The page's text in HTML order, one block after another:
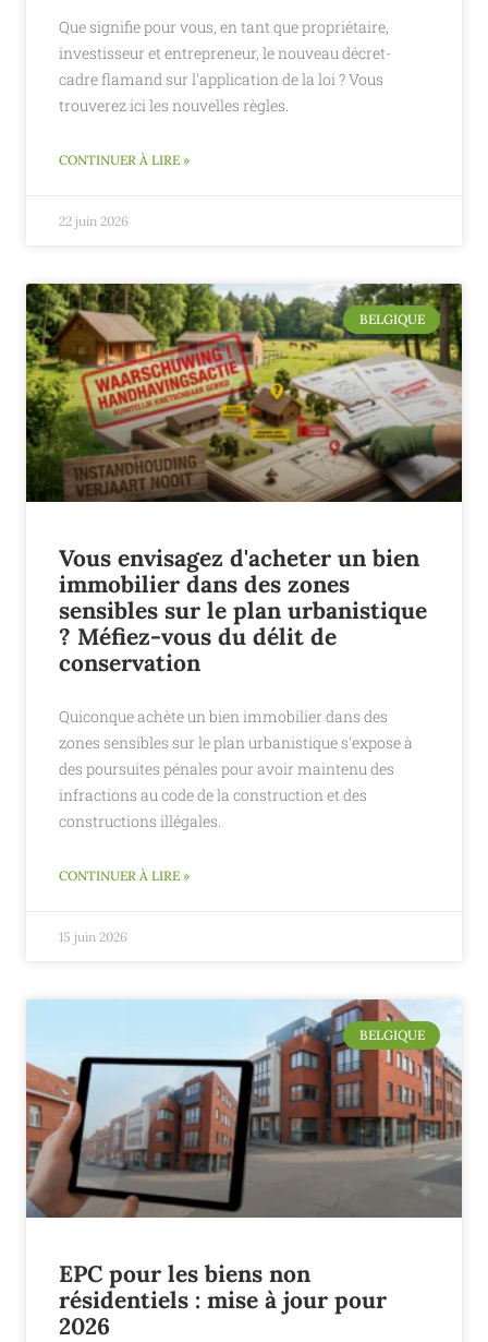
Que signifie pour vous, en tant que propriétaire,
investisseur et entrepreneur, le nouveau décret-
cadre flamand sur l'application de la loi ? Vous
trouverez ici les nouvelles règles.
CONTINUER À LIRE »
22 juin 2026
BELGIQUE
Vous envisagez d'acheter un bien
immobilier dans des zones
sensibles sur le plan urbanistique
? Méfiez-vous du délit de
conservation
Quiconque achète un bien immobilier dans des
zones sensibles sur le plan urbanistique s'expose à
des poursuites pénales pour avoir maintenu des
infractions au code de la construction et des
constructions illégales.
CONTINUER À LIRE »
15 juin 2026
BELGIQUE
EPC pour les biens non
résidentiels : mise à jour pour
2026